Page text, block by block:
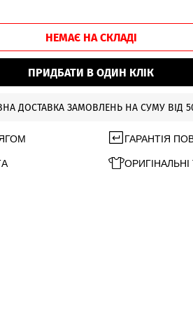
НЕМАЄ НА СКЛАДІ
ПРИДБАТИ В ОДИН КЛІК
ДОСТАВКА ЗАМОВЛЕНЬ НА СУМУ ВІД
ГАРАНТІЯ